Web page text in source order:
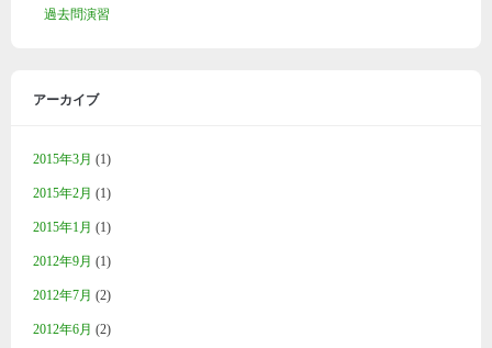
過去問演習
アーカイブ
2015年3月 (1)
2015年2月 (1)
2015年1月 (1)
2012年9月 (1)
2012年7月 (2)
2012年6月 (2)